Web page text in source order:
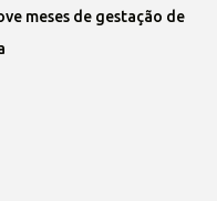
meses de gestação de